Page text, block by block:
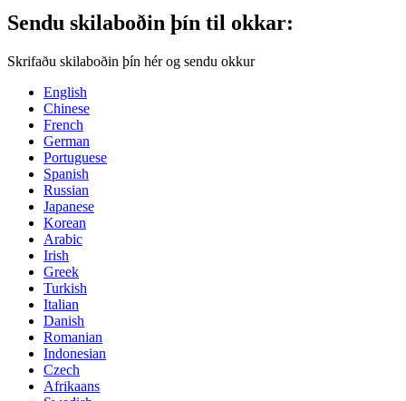
Sendu skilaboðin þín til okkar:
Skrifaðu skilaboðin þín hér og sendu okkur
English
Chinese
French
German
Portuguese
Spanish
Russian
Japanese
Korean
Arabic
Irish
Greek
Turkish
Italian
Danish
Romanian
Indonesian
Czech
Afrikaans